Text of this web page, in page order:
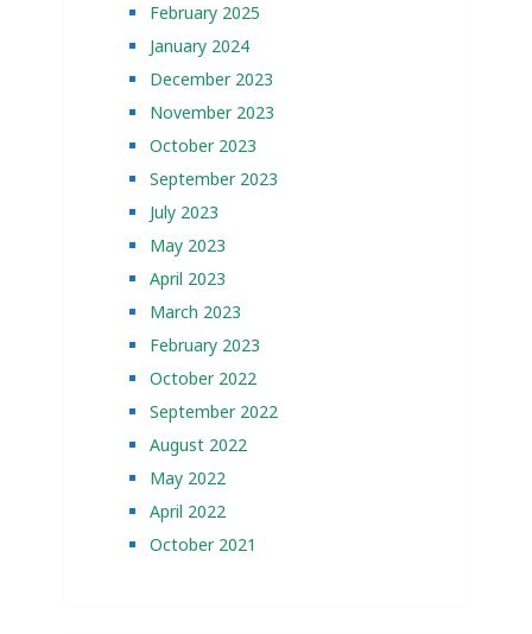
February 2025
January 2024
December 2023
November 2023
October 2023
September 2023
July 2023
May 2023
April 2023
March 2023
February 2023
October 2022
September 2022
August 2022
May 2022
April 2022
October 2021